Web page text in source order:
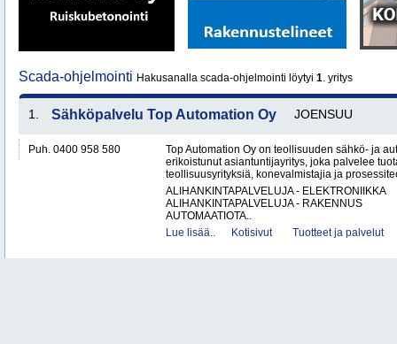
Scada-ohjelmointi Hakusanalla scada-ohjelmointi löytyi 1. yritys
1. Sähköpalvelu Top Automation Oy JOENSUU
Puh. 0400 958 580
Top Automation Oy on teollisuuden sähkö- ja
erikoistunut asiantuntijayritys, joka palvelee
teollisuusyrityksiä, konevalmistajia ja
ALIHANKINTAPALVELUJA - ELEKTRONIIKKA
ALIHANKINTAPALVELUJA - RAKENNUS
AUTOMAATIOTA..
Lue lisää..
Kotisivut Tuotteet ja palvelut